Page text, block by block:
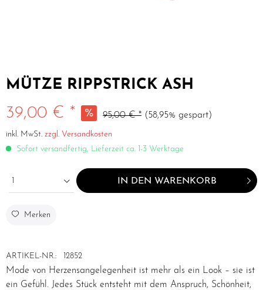
MÜTZE RIPPSTRICK ASH
39,00 € * 95,00 € * (58,95% gespart)
inkl. MwSt. zzgl. Versandkosten
Sofort versandfertig, Lieferzeit ca. 1-3 Werktage
1 IN DEN WARENKORB
Merken
ARTIKEL-NR.: 12852
Mode von Herzensangelegenheit ist mehr als ein Look – sie ist
ein Gefühl. Jedes Stück entsteht mit dem Anspruch, Schönheit,